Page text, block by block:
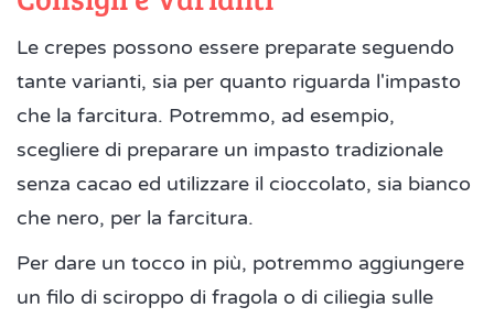
Le crepes possono essere preparate seguendo
tante varianti, sia per quanto riguarda l'impasto
che la farcitura. Potremmo, ad esempio,
scegliere di preparare un impasto tradizionale
senza cacao ed utilizzare il cioccolato, sia bianco
che nero, per la farcitura.
Per dare un tocco in più, potremmo aggiungere
un filo di sciroppo di fragola o di ciliegia sulle